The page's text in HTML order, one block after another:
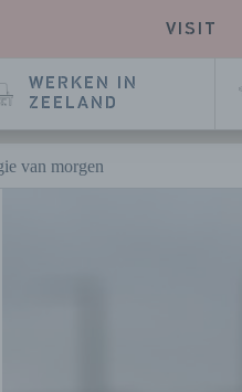
VISIT
WERKEN IN
ZEELAND
van morgen